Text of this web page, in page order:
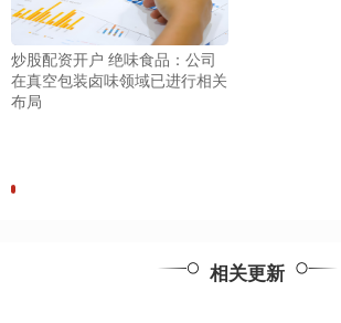
炒股配资开户 绝味食品：公司
在真空包装卤味领域已进行相关
布局
相关更新